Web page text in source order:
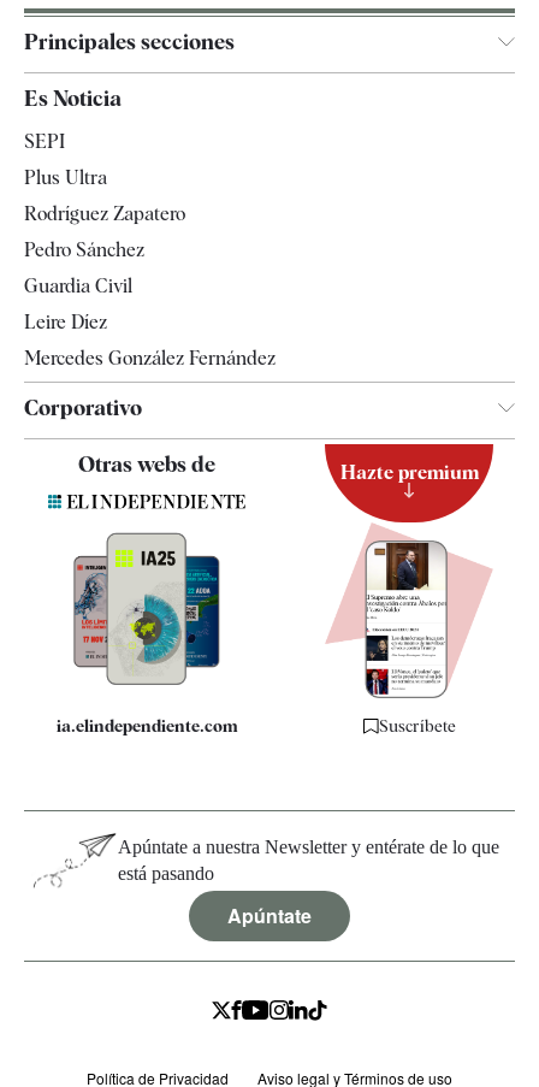
Principales secciones
España
Televisión
Es Noticia
SEPI
Plus Ultra
Rodríguez Zapatero
Pedro Sánchez
Guardia Civil
Leire Díez
Mercedes González Fernández
Corporativo
Contacto
Quiénes somos
Especificaciones
Otras webs de
ia.elindependiente.com
Hazte premium
Suscríbete
Apúntate a nuestra Newsletter y entérate de lo que
está pasando
Apúntate
Política de Privacidad Aviso legal y Términos de uso